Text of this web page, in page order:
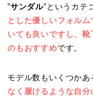
”サンダル”というカテ
とした優しいフォル
いても良いですし、
のもおすすめです。
モデル数もいくつかあ
なく履けるような自